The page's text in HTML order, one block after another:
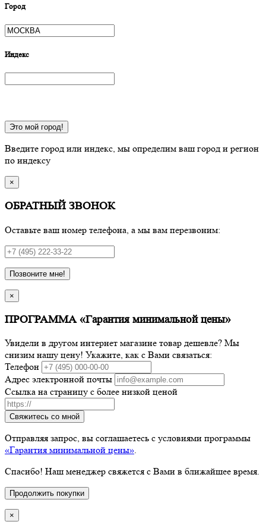
Город
Индекс
Это мой город!
Введите город или индекс, мы определим ваш город и регион
по индексу
×
ОБРАТНЫЙ ЗВОНОК
Оставьте ваш номер телефона, а мы вам перезвоним:
Позвоните мне!
×
ПРОГРАММА «Гарантия минимальной цены»
Увидели в другом интернет магазине товар дешевле? Мы
снизим нашу цену! Укажите, как с Вами связаться:
Телефон
Адрес электронной почты
Ссылка на страницу с более низкой ценой
Свяжитесь со мной
Отправляя запрос, вы соглашаетесь с условиями программы
«Гарантия минимальной цены».
Спасибо! Наш менеджер свяжется с Вами в ближайшее время.
Продолжить покупки
×